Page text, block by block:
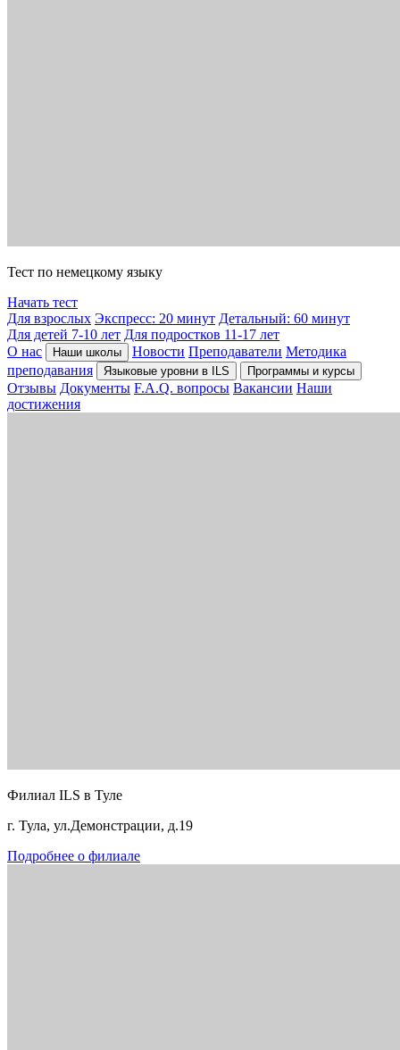
Тест по немецкому языку
Начать тест
Для взрослых Экспресс: 20 минут Детальный: 60 минут
Для детей 7-10 лет Для подростков 11-17 лет
О нас
Наши школы Новости Преподаватели Методика
преподавания
Языковые уровни в ILS Программы и курсы
Отзывы Документы F.A.Q. вопросы Вакансии Наши
достижения
Филиал ILS в Туле
г. Тула, ул.Демонстрации, д.19
Подробнее о филиале